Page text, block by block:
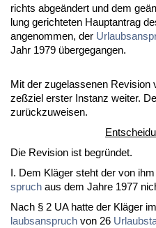
richts ab­geändert und dem
lung ge­rich­te­ten Haupt­an­trag
an­ge­nom­men, der
Jahr 1979 über­ge­gan­gen.
Mit der zu­ge­las­se­nen
zeßziel ers­ter In­stanz wei­ter.
zurück­zu­wei­sen.
Die Re­vi­si­on ist be­gründet.
I. Dem Kläger steht der von
spruch aus dem Jah­re 1977
Nach § 2 UA hat­te der Kläger
laubs­an­spruch von 26